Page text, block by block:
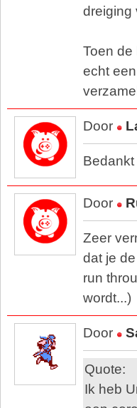
dreiging
Toen
echt
Door
Door
Zeer
dat je
run
wordt...)
Door
Quote:
Ik heb